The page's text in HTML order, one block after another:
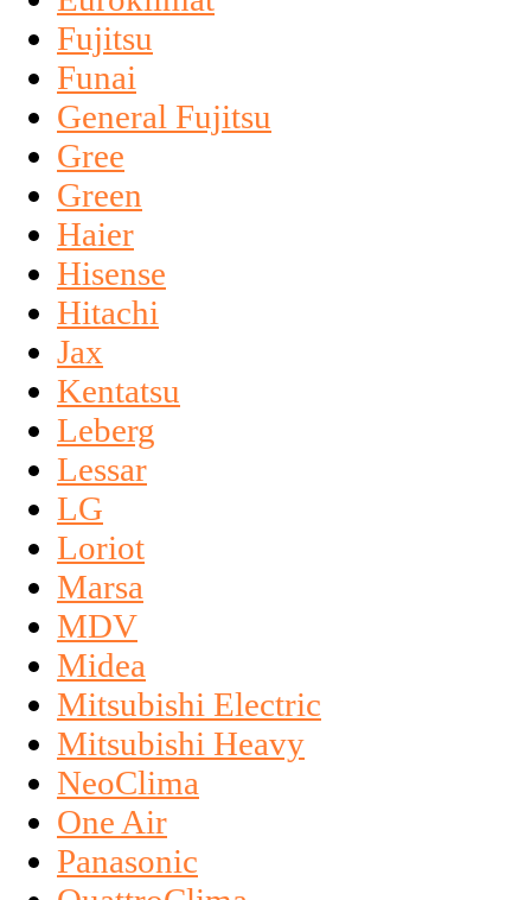
Fujitsu
Funai
General Fujitsu
Gree
Green
Haier
Hisense
Hitachi
Jax
Kentatsu
Leberg
Lessar
LG
Loriot
Marsa
MDV
Midea
Mitsubishi Electric
Mitsubishi Heavy
NeoClima
One Air
Panasonic